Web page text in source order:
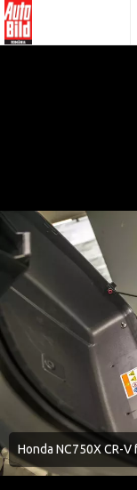
Honda NC750X CR-